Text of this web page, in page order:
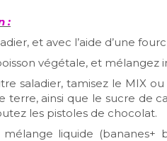
:
et avec l’aide d’une
végétale, et mélangez
saladier, tamisez le MIX
terre, ainsi que le sucre de
les pistoles de chocolat.
liquide (bananes+